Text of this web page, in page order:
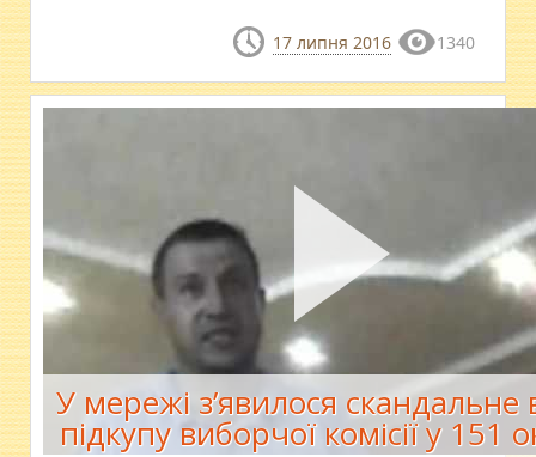
17 липня 2016 1340
У мережі з’явилося скандальне
підкупу виборчої комісії у 151